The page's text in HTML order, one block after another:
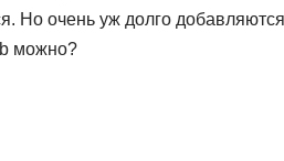
Но очень уж долго
можно?